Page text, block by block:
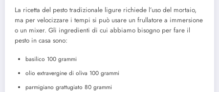
La ricetta del pesto tradizionale ligure richiede l’uso del mortaio,
ma per velocizzare i tempi si può usare un frullatore a immersione
o un mixer. Gli ingredienti di cui abbiamo bisogno per fare il
pesto in casa sono:
basilico 100 grammi
olio extravergine di oliva 100 grammi
parmigiano grattugiato 80 grammi